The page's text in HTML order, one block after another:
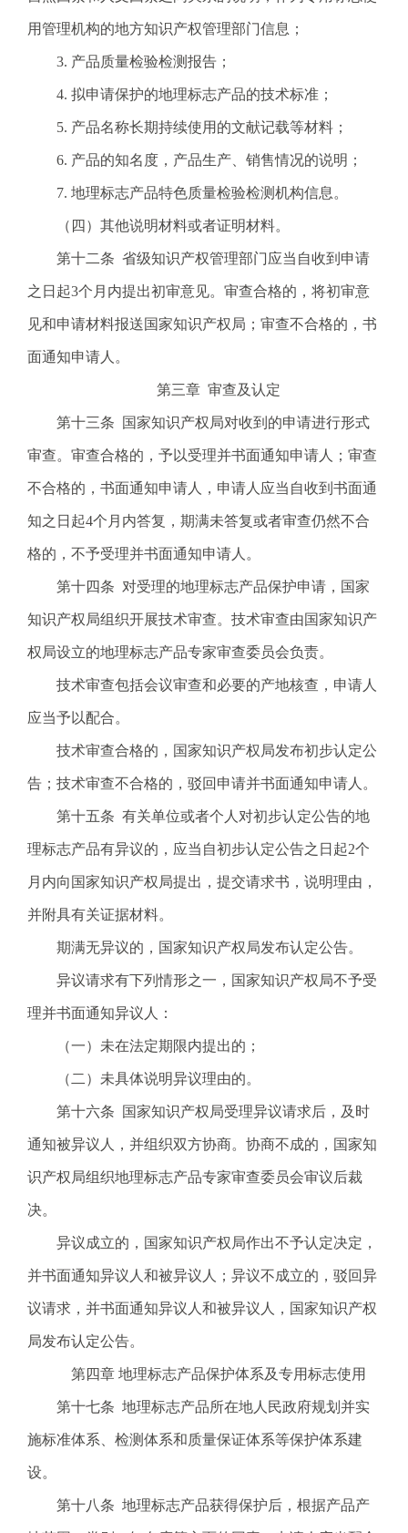
用管理机构的地方知识产权管理部门信息；
3. 产品质量检验检测报告；
4. 拟申请保护的地理标志产品的技术标准；
5. 产品名称长期持续使用的文献记载等材料；
6. 产品的知名度，产品生产、销售情况的说明；
7. 地理标志产品特色质量检验检测机构信息。
（四）其他说明材料或者证明材料。
第十二条 省级知识产权管理部门应当自收到申请
之日起3个月内提出初审意见。审查合格的，将初审意
见和申请材料报送国家知识产权局；审查不合格的，书
面通知申请人。
第三章 审查及认定
第十三条 国家知识产权局对收到的申请进行形式
审查。审查合格的，予以受理并书面通知申请人；审查
不合格的，书面通知申请人，申请人应当自收到书面通
知之日起4个月内答复，期满未答复或者审查仍然不合
格的，不予受理并书面通知申请人。
第十四条 对受理的地理标志产品保护申请，国家
知识产权局组织开展技术审查。技术审查由国家知识产
权局设立的地理标志产品专家审查委员会负责。
技术审查包括会议审查和必要的产地核查，申请人
应当予以配合。
技术审查合格的，国家知识产权局发布初步认定公
告；技术审查不合格的，驳回申请并书面通知申请人。
第十五条 有关单位或者个人对初步认定公告的地
理标志产品有异议的，应当自初步认定公告之日起2个
月内向国家知识产权局提出，提交请求书，说明理由，
并附具有关证据材料。
期满无异议的，国家知识产权局发布认定公告。
异议请求有下列情形之一，国家知识产权局不予受
理并书面通知异议人：
（一）未在法定期限内提出的；
（二）未具体说明异议理由的。
第十六条 国家知识产权局受理异议请求后，及时
通知被异议人，并组织双方协商。协商不成的，国家知
识产权局组织地理标志产品专家审查委员会审议后裁
决。
异议成立的，国家知识产权局作出不予认定决定，
并书面通知异议人和被异议人；异议不成立的，驳回异
议请求，并书面通知异议人和被异议人，国家知识产权
局发布认定公告。
第四章 地理标志产品保护体系及专用标志使用
第十七条 地理标志产品所在地人民政府规划并实
施标准体系、检测体系和质量保证体系等保护体系建
设。
第十八条 地理标志产品获得保护后，根据产品产